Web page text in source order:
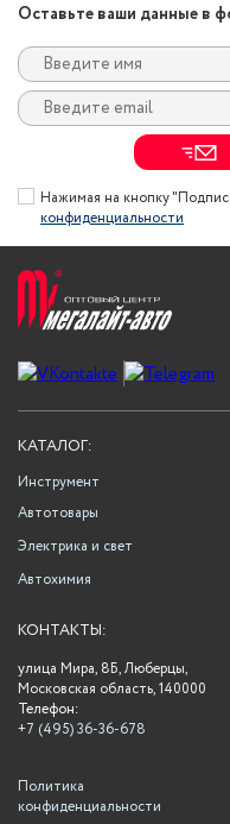
Оставьте ваши данные в
Нажимая на кнопку
конфиденциальности
КАТАЛОГ:
Инструмент
Автотовары
Электрика и свет
Автохимия
КОНТАКТЫ:
улица Мира, 8Б, Люберцы,
Московская область, 140000
Телефон:
+7 (495) 36-36-678
Политика
конфиденциальности